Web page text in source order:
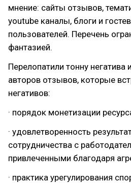
мнение: сайты отзывов,
youtube каналы, блоги и
пользователей. Перечень
фантазией.
Перелопатили тонну
авторов отзывов, которые
негативов:
· порядок монетизации
· удовлетворенность
сотрудничества с
привлеченными благодаря
· практика урегулирования